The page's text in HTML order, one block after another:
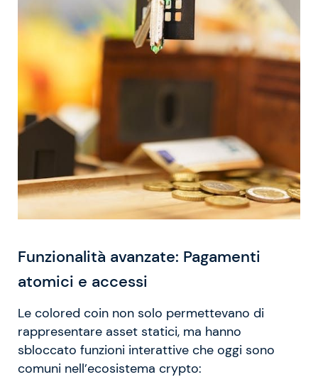
Funzionalità avanzate: Pagamenti
atomici e accessi
Le colored coin non solo permettevano di
rappresentare asset statici, ma hanno
sbloccato funzioni interattive che oggi sono
comuni nell’ecosistema crypto: